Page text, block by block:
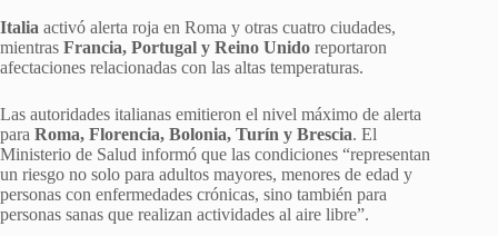
Italia activó alerta roja en Roma y otras cuatro ciudades,
mientras Francia, Portugal y Reino Unido reportaron
afectaciones relacionadas con las altas temperaturas.
Las autoridades italianas emitieron el nivel máximo de alerta
para Roma, Florencia, Bolonia, Turín y Brescia. El
Ministerio de Salud informó que las condiciones “representan
un riesgo no solo para adultos mayores, menores de edad y
personas con enfermedades crónicas, sino también para
personas sanas que realizan actividades al aire libre”.